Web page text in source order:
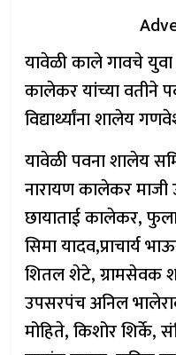
यावेळी काले गावचे
कालेकर यांच्या वतीने
विद्यार्थ्यांना शालेय
यावेळी पवना शालेय
नारायण कालेकर
छायाताई कालेकर,
सिमा यादव,प्राचार्य
शितल शेटे, ग्रामसेवक
उपसरपंच अनिल
मोहिते, किशोर